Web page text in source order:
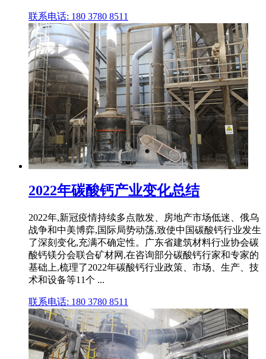
联系电话: 180 3780 8511
2022年碳酸钙产业变化总结
2022年,新冠疫情持续多点散发、房地产市场低迷、俄乌
战争和中美博弈,国际局势动荡,致使中国碳酸钙行业发生
了深刻变化,充满不确定性。广东省建筑材料行业协会碳
酸钙镁分会联合矿材网,在咨询部分碳酸钙行家和专家的
基础上,梳理了2022年碳酸钙行业政策、市场、生产、技
术和设备等11个 ...
联系电话: 180 3780 8511